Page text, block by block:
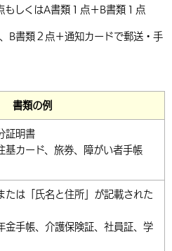
しくはA書類１点＋B書類１点
B書類２点＋通知カードで郵送・手
書類の例
証明書
基カード、旅券、障がい者手帳
たは「氏名と住所」が記載された
金手帳、介護保険証、社員証、学